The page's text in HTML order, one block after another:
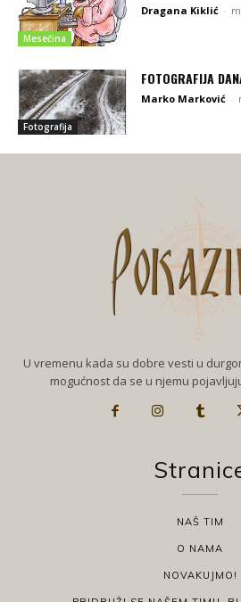
Mesečina
Dragana Kiklić -
Fotografija
FOTOGRAFIJA
Marko Marković -
U vremenu kada su dobre vesti u
mogućnost da se u njemu
NAŠ TIM
O NAMA
NOVAKUJMO!